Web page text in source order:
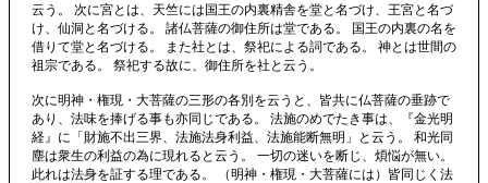
云う。 次に宮とは、天竺には国王の内裏精舎を堂と名づけ、王宮と名づ
け、仙洞と名づける。 諸仏菩薩の御住所は堂である。 国王の内裏の名を
借りて堂と名づける。 また社とは、祭祀による詞である。 神とは世間の
祖宗である。 祭祀する故に、御住所を社と云う。
次に明神・権現・大菩薩の三形の各別を云うと、皆共に仏菩薩の垂跡で
あり、法味を捧げる事も亦同じである。 法施のめでたき事は、『金光明
経』に「財施不出三界、法施法身利益、法施能断無明」と云う。 和光同
塵は衆生の利益の為に現れると云う。 一切の迷いを断じ、煩悩が無い。
此れは法身を証する理である。 （明神・権現・大菩薩には）皆同じく法